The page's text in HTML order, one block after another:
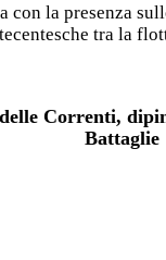
con la presenza
tra la
Correnti,
Battaglie